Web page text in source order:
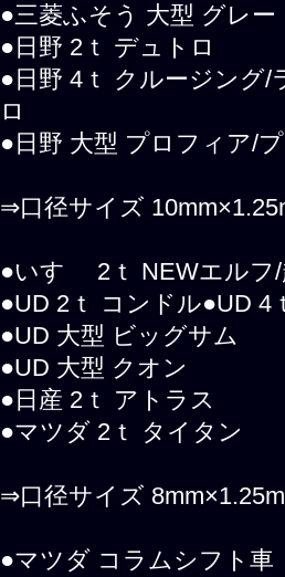
●三菱ふそう 大型 グレ
●日野 2ｔ デュトロ
●日野 4ｔ クルージング
ロ
●日野 大型 プロフィア/
⇒口径サイズ
●いすゞ 2ｔ NEWエルフ
●UD 2ｔ コンドル●UD 4
●UD 大型 ビッグサム
●UD 大型 クオン
●日産 2ｔ アトラス
●マツダ 2ｔ タイタン
⇒口径サイズ
●マツダ コラムシフト車